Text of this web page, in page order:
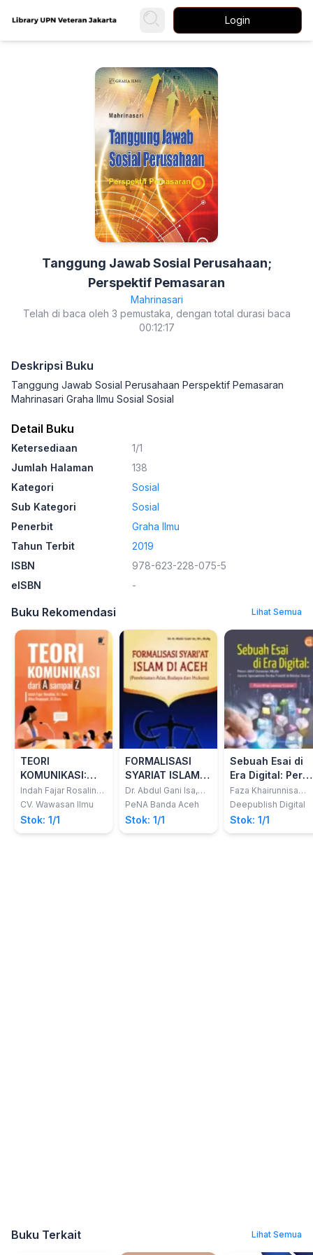
Login
Tanggung Jawab Sosial Perusahaan;
Perspektif Pemasaran
Mahrinasari
Telah di baca oleh 3 pemustaka, dengan total durasi baca
00:12:17
Deskripsi Buku
Tanggung Jawab Sosial Perusahaan Perspektif Pemasaran
Mahrinasari Graha Ilmu Sosial Sosial
Detail Buku
Ketersediaan
1/1
Jumlah Halaman
138
Kategori
Sosial
Sub Kategori
Sosial
Penerbit
Graha Ilmu
Tahun Terbit
2019
ISBN
978-623-228-075-5
eISBN
-
Buku Rekomendasi Lihat Semua
TEORI
KOMUNIKASI:
Dari A sampai Z
Indah Fajar Rosalina;
Afina Ruqayyah
CV. Wawasan Ilmu
Stok: 1/1
FORMALISASI
SYARIAT ISLAM
DI ACEH
(Pendekatan
Adat, Budaya dan
Hukum)
Dr. Abdul Gani Isa,
SH., M.Ag.
PeNA Banda Aceh
Stok: 1/1
Sebuah Esai di
Era Digital:
Aktif Generasi
Muda dalam
Sporadiasi
Positif di Media
Faza Khairunnisa
Yusran
Deepublish Digital
Stok: 1/1
Buku Terkait Lihat Semua